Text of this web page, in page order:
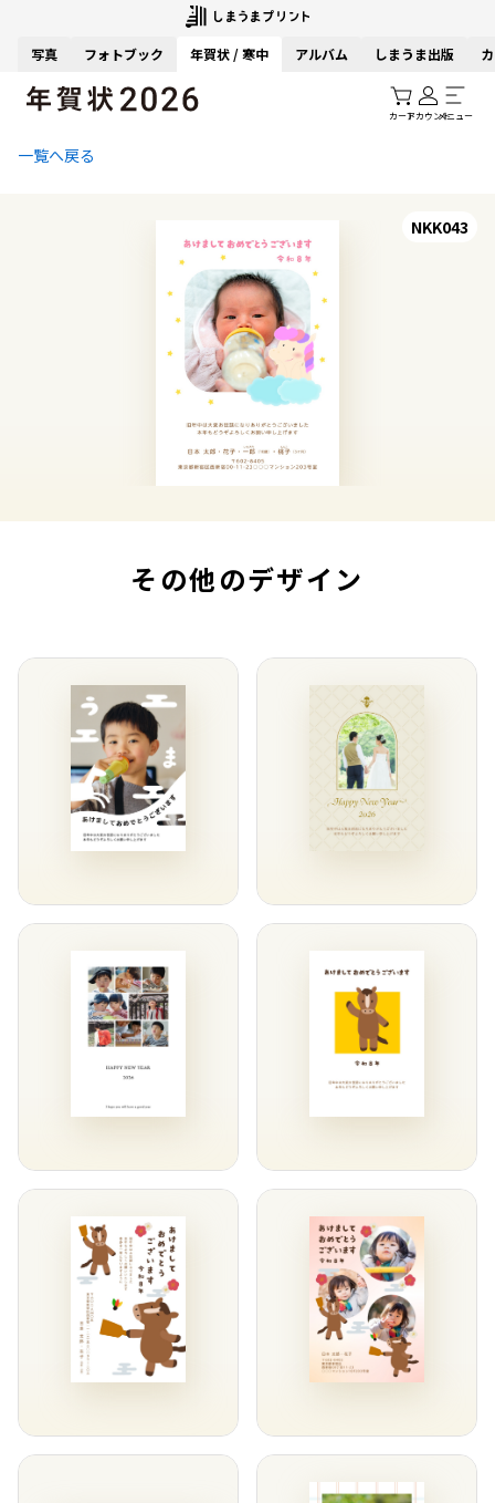
写真 フォトブック 年賀状 / 寒中 アルバム しまうま出版
カートアカウントメニュー
一覧へ戻る
NKK043
その他のデザイン